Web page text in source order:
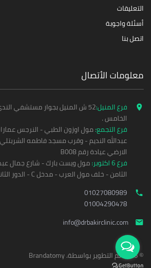
التعليقات
أسئلة واجوبة
اتصل بنا
معلومات الأتصال
فرع المنيل:
52 ش المنيل بجوار مستشفي
الخامس .
فرع التجمع:مول اوزون الطبي - النرجس
عبدالله النديم - وقرب مسجد فاطمه
الارضي عيادة رقم B008
فرع 6 اكتوبر:
مول ويست بارك - شارع جمال
الثامن - خلف مول العرب - مدخل C - الدور الثاني - عياده رقم B45
01027080989
01004290478
info@drbakirclinic.com
©
2026تم التطوير بواسطة.
Brandatomy